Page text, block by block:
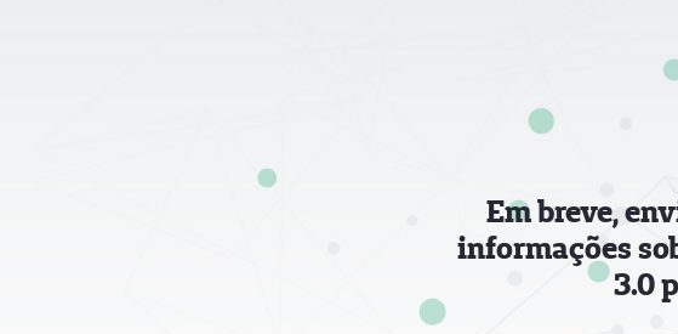
Em breve,
informações
3.0